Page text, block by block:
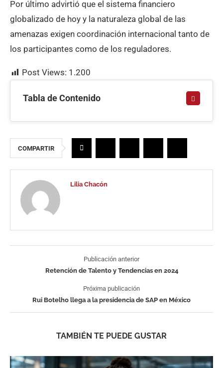
Por último advirtió que el sistema financiero
globalizado de hoy y la naturaleza global de las
amenazas exigen coordinación internacional tanto de
los participantes como de los reguladores.
Post Views: 1.200
Tabla de Contenido
COMPARTIR
Lilia Chacón
Publicación anterior
Retención de Talento y Tendencias en 2024
Próxima publicación
Rui Botelho llega a la presidencia de SAP en México
TAMBIÉN TE PUEDE GUSTAR